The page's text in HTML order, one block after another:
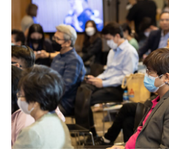
Search
for: